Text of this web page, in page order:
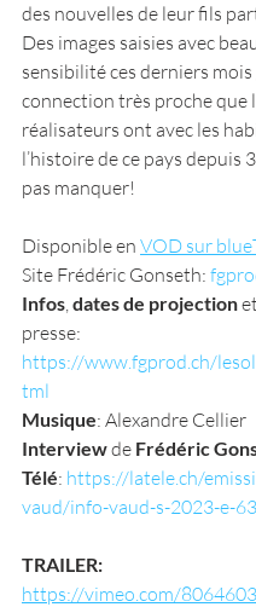
des nouvelles de leur fils
Des images saisies avec
sensibilité ces derniers mois
connection très proche que
réalisateurs ont avec les
l’histoire de ce pays depuis
pas manquer!
Disponible en VOD sur
Site Frédéric Gonseth:
Infos dates de projection
presse:
https://www.fgprod.ch/
tml
Musique: Alexandre Cellier
Interview de Frédéric
Télé: https://latele.ch/
vaud/info-vaud-s-2023-e-
TRAILER:
https://vimeo.com/